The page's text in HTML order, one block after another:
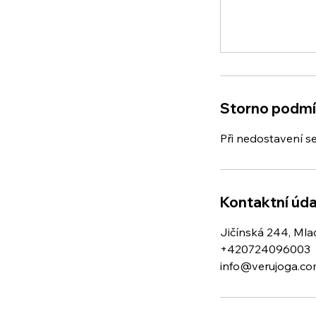
Storno
Při nedostavení
Kontaktní
Jičínská 244,
+420724096003